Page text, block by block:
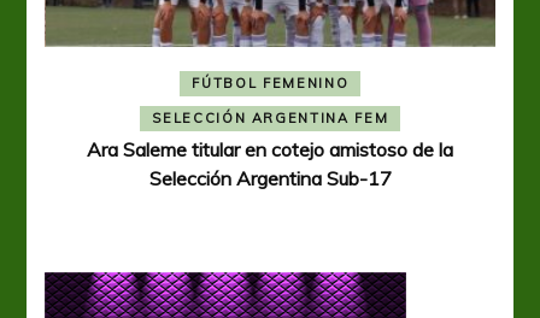
FÚTBOL FEMENINO
SELECCIÓN ARGENTINA FEM
Ara Saleme titular en cotejo amistoso de la
Selección Argentina Sub-17